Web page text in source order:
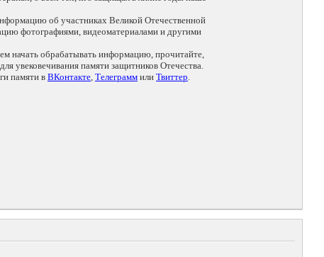
об участниках Великой Отечественной
фотографиями, видеоматериалами и другими
начать обрабатывать информацию, прочитайте,
увековечивания памяти защитников Отечества.
памяти в ВКонтакте, Телеграмм или Твиттер.